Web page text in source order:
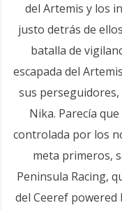
del Artemis y los
justo detrás de
batalla de
escapada del
sus
Nika. Parecía
controlada por los
meta primeros,
Peninsula Racing,
del Ceeref powered